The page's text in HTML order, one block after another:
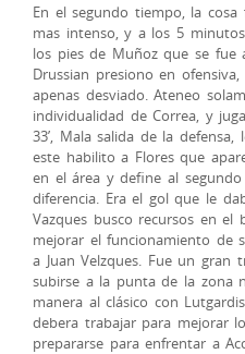
En el segundo tiempo, la cosa
mas intenso, y a los 5
los pies de Muñoz que se fue
Drussian presiono en
apenas desviado. Ateneo
individualidad de Correa, y
33’, Mala salida de la
este habilito a Flores que
en el área y define al
diferencia. Era el gol que le
Vazques busco recursos en
mejorar el funcionamiento de
a Juan Velzques. Fue un gran
subirse a la punta de la zona
manera al clásico con
debera trabajar para mejorar
prepararse para enfrentar a